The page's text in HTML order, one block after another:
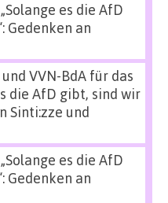
„Solange es die AfD
Gedenken an
VVN-BdA für das
die AfD gibt, sind wir
Sinti:zze und
„Solange es die AfD
Gedenken an